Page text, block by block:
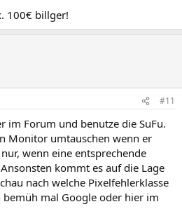
100€ billger!
#11
im Forum und benutze die SuFu.
Monitor umtauschen wenn er
wenn eine entsprechende
kommt es auf die Lage
nach welche Pixelfehlerklasse
mal Google oder hier im